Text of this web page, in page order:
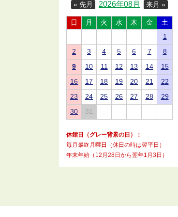
« 先月 来月 »
2026年08月
日 月 火 水 木 金
土
1
2 3 4 5 6 7 8
9 10 11 12 13 14 15
16 17 18 19 20 21 22
23 24 25 26 27 28 29
30 31
休館日（グレー背景の日）：
毎月最終月曜日（休日の時は翌平日）
年末年始（12月28日から翌年1月3日）